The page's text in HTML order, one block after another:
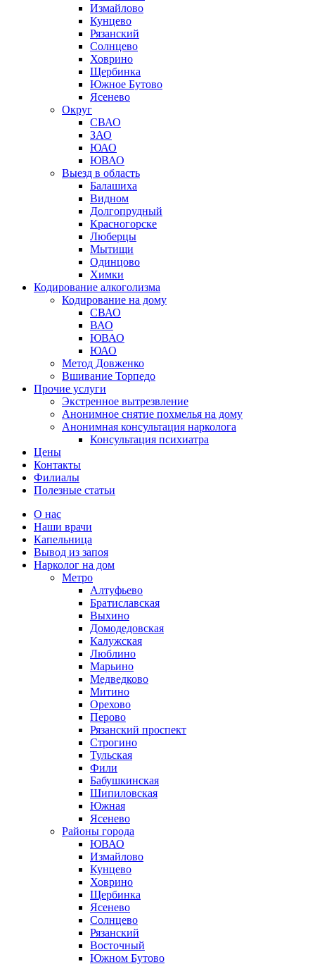
Измайлово
Кунцево
Рязанский
Солнцево
Ховрино
Щербинка
Южное Бутово
Ясенево
Округ
СВАО
ЗАО
ЮАО
ЮВАО
Выезд в область
Балашиха
Видном
Долгопрудный
Красногорске
Люберцы
Мытищи
Одинцово
Химки
Кодирование алкоголизма
Кодирование на дому
СВАО
ВАО
ЮВАО
ЮАО
Метод Довженко
Вшивание Торпедо
Прочие услуги
Экстренное вытрезвление
Анонимное снятие похмелья на дому
Анонимная консультация нарколога
Консультация психиатра
Цены
Контакты
Филиалы
Полезные статьи
О нас
Наши врачи
Капельница
Вывод из запоя
Нарколог на дом
Метро
Алтуфьево
Братиславская
Выхино
Домодедовская
Калужская
Люблино
Марьино
Медведково
Митино
Орехово
Перово
Рязанский проспект
Строгино
Тульская
Фили
Бабушкинская
Шипиловская
Южная
Ясенево
Районы города
ЮВАО
Измайлово
Кунцево
Ховрино
Щербинка
Ясенево
Солнцево
Рязанский
Восточный
Южном Бутово